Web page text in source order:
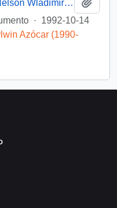
[Solicita investigar el caso de Nelson Wladimiro Curiñir]
· 1992-10-14
Azócar (1990-